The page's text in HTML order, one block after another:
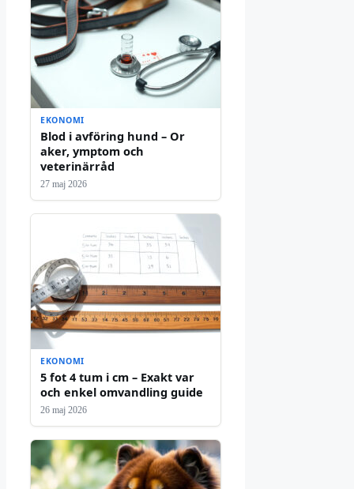
EKONOMI
Blod i avföring hund – Or
aker, ymptom och
veterinärråd
27 maj 2026
EKONOMI
5 fot 4 tum i cm – Exakt var
och enkel omvandling guide
26 maj 2026